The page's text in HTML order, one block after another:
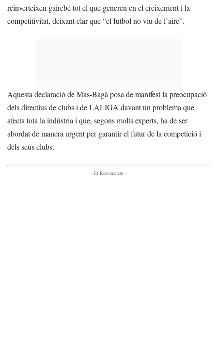
reinverteixen gairebé tot el que generen en el creixement i la
competitivitat, deixant clar que “el futbol no viu de l’aire”.
Aquesta declaració de Mas-Bagà posa de manifest la preocupació
dels directius de clubs i de LALIGA davant un problema que
afecta tota la indústria i que, segons molts experts, ha de ser
abordat de manera urgent per garantir el futur de la competició i
dels seus clubs.
- Et Recomanem -